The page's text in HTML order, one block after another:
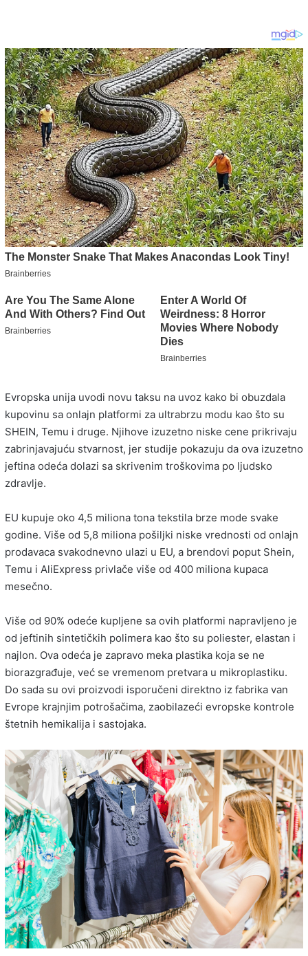
Evropska unija uvodi novu taksu na uvoz kako bi obuzdala
kupovinu sa onlajn platformi za ultrabrzu modu kao što su
SHEIN, Temu i druge. Njihove izuzetno niske cene prikrivaju
zabrinjavajuću stvarnost, jer studije pokazuju da ova izuzetno
jeftina odeća dolazi sa skrivenim troškovima po ljudsko
zdravlje.
EU kupuje oko 4,5 miliona tona tekstila brze mode svake
godine. Više od 5,8 miliona pošiljki niske vrednosti od onlajn
prodavaca svakodnevno ulazi u EU, a brendovi poput Shein,
Temu i AliExpress privlače više od 400 miliona kupaca
mesečno.
Više od 90% odeće kupljene sa ovih platformi napravljeno je
od jeftinih sintetičkih polimera kao što su poliester, elastan i
najlon. Ova odeća je zapravo meka plastika koja se ne
biorazgrađuje, već se vremenom pretvara u mikroplastiku.
Do sada su ovi proizvodi isporučeni direktno iz fabrika van
Evrope krajnjim potrošačima, zaobilazeći evropske kontrole
štetnih hemikalija i sastojaka.